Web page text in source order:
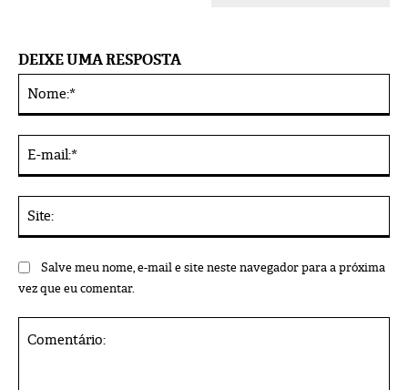
DEIXE UMA RESPOSTA
Salve meu nome, e-mail e site neste navegador para a próxima
vez que eu comentar.